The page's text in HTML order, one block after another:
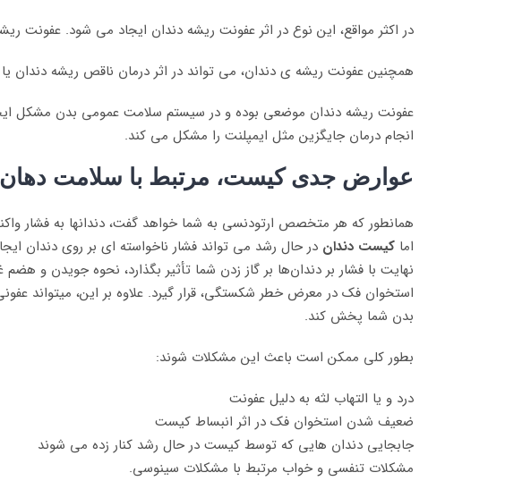
در اکثر مواقع، این نوع در اثر عفونت ریشه دندان ایجاد می شود.
همچنین عفونت ریشه ی دندان، می تواند در اثر درمان ناقص ریشه
عفونت ریشه دندان موضعی بوده و در سیستم سلامت عمومی بدن مشکل
انجام درمان جایگزین مثل ایمپلنت را مشکل می کند.
عوارض جدی کیست، مرتبط با سلامت دهان
همانطور که هر متخصص ارتودنسی به شما خواهد گفت، دندان­ها به فشار
اما کیست دندان در حال رشد می تواند فشار ناخواسته ای بر روی دندان
نهایت با فشار بر دندان‌ها بر گاز زدن شما تأثیر بگذارد، نحوه جویدن
استخوان فک در معرض خطر شکستگی، قرار گیرد. علاوه بر این، می­تواند
بدن شما پخش کند.
بطور کلی ممکن است باعث این مشکلات شوند:
درد و یا التهاب لثه به دلیل عفونت
ضعیف شدن استخوان فک در اثر انبساط کیست
جابجایی دندان هایی که توسط کیست در حال رشد کنار زده می شوند
مشکلات تنفسی و خواب مرتبط با مشکلات سینوسی.